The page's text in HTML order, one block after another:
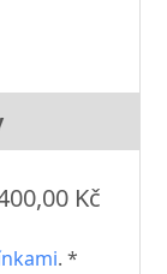
Kč
. *